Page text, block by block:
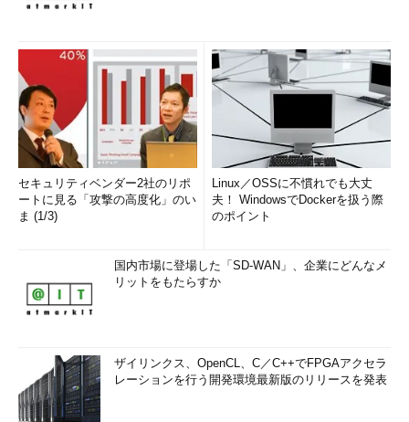
セキュリティベンダー2社のリポ
ートに見る「攻撃の高度化」のい
ま (1/3)
Linux／OSSに不慣れでも大丈
夫！ WindowsでDockerを扱う際
のポイント
国内市場に登場した「SD-WAN」、企業にどんなメ
リットをもたらすか
ザイリンクス、OpenCL、C／C++でFPGAアクセラ
レーションを行う開発環境最新版のリリースを発表